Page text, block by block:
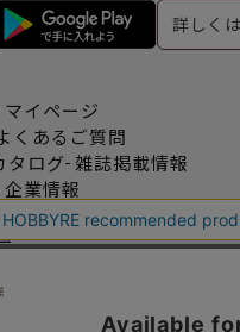
詳しく
マイページ
くあるご質問
タログ 雑誌掲載情報
企業情報
利用規約
ルマガ登録